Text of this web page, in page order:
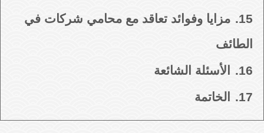
15.
مزايا وفوائد تعاقد مع محامي شركات في
الطائف
16.
الأسئلة الشائعة
17.
الخاتمة